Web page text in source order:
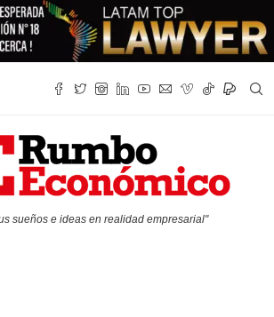
sueños e ideas en realidad empresarial"